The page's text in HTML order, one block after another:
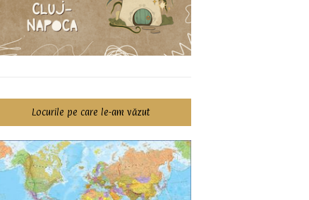
Locurile pe care le-am văzut